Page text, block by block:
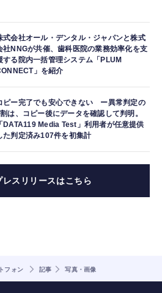
式会社オール・デンタル・ジャパンと株式
社NNGが共催、歯科医院の業務効率化を支
する院内一括管理システム「PLUM
」を紹介
ピー完了でも安心できない ー異常判定の
は、コピー後にデータを確認して判明。
「DATA119 Media Test」利用者が任意提供
た判定済み107件を初集計
レスリリースはこちら
フォン 記事 写真・画像